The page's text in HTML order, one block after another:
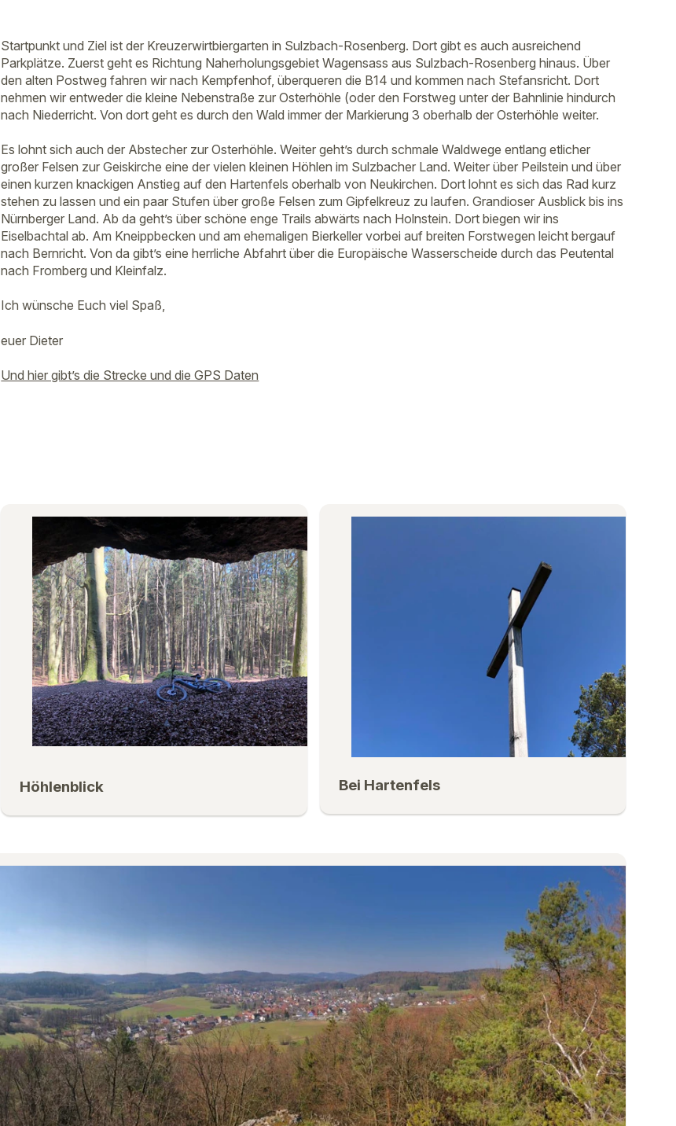
Startpunkt und Ziel ist der Kreuzerwirtbiergarten in Sulzbach-Rosenberg. Dort gibt es auch ausreichend
Parkplätze. Zuerst geht es Richtung Naherholungsgebiet Wagensass aus Sulzbach-Rosenberg hinaus. Über
den alten Postweg fahren wir nach Kempfenhof, überqueren die B14 und kommen nach Stefansricht. Dort
nehmen wir entweder die kleine Nebenstraße zur Osterhöhle (oder den Forstweg unter der Bahnlinie hindurch
nach Niederricht. Von dort geht es durch den Wald immer der Markierung 3 oberhalb der Osterhöhle weiter.
Es lohnt sich auch der Abstecher zur Osterhöhle. Weiter geht’s durch schmale Waldwege entlang etlicher
großer Felsen zur Geiskirche eine der vielen kleinen Höhlen im Sulzbacher Land. Weiter über Peilstein und über
einen kurzen knackigen Anstieg auf den Hartenfels oberhalb von Neukirchen. Dort lohnt es sich das Rad kurz
stehen zu lassen und ein paar Stufen über große Felsen zum Gipfelkreuz zu laufen. Grandioser Ausblick bis ins
Nürnberger Land. Ab da geht’s über schöne enge Trails abwärts nach Holnstein. Dort biegen wir ins
Eiselbachtal ab. Am Kneippbecken und am ehemaligen Bierkeller vorbei auf breiten Forstwegen leicht bergauf
nach Bernricht. Von da gibt’s eine herrliche Abfahrt über die Europäische Wasserscheide durch das Peutental
nach Fromberg und Kleinfalz.
Ich wünsche Euch viel Spaß,
euer Dieter
Und hier gibt’s die Strecke und die GPS Daten
Höhlenblick Bei Hartenfels